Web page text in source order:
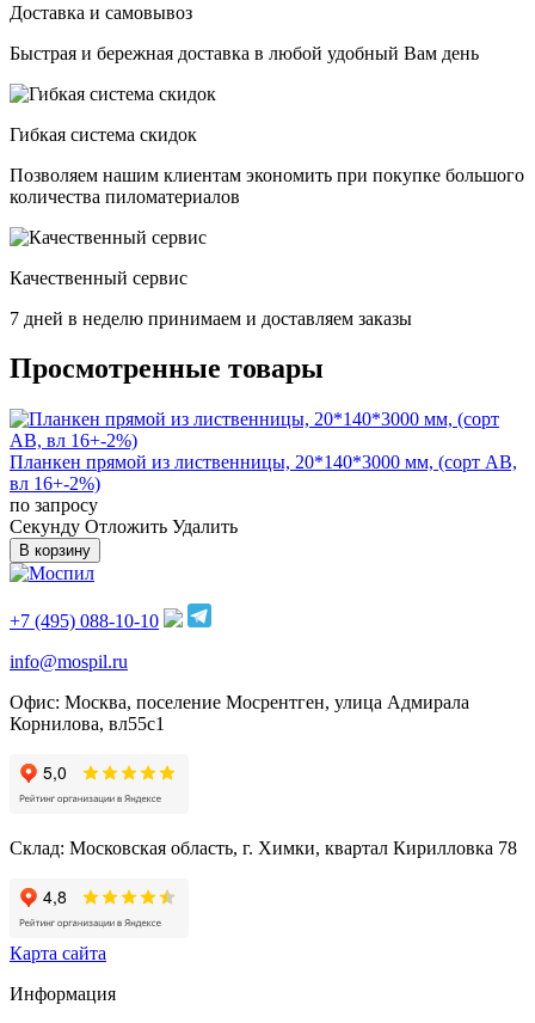
Доставка и самовывоз
Быстрая и бережная доставка в любой удобный Вам день
Гибкая система скидок
Позволяем нашим клиентам экономить при покупке большого
количества пиломатериалов
Качественный сервис
7 дней в неделю принимаем и доставляем заказы
Просмотренные товары
Планкен прямой из лиственницы, 20*140*3000 мм, (сорт AB,
вл 16+-2%)
по запросу
Cекунду Отложить Удалить
В корзину
+7 (495) 088-10-10
info@mospil.ru
Офис: Москва, поселение Мосрентген, улица Адмирала
Корнилова, вл55с1
Склад: Московская область, г. Химки, квартал Кирилловка 78
Карта сайта
Информация